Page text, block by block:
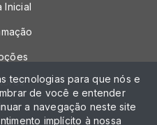
Inicial
tecnologias para que nós e
de você e entender
a navegação neste site
implícito à nossa